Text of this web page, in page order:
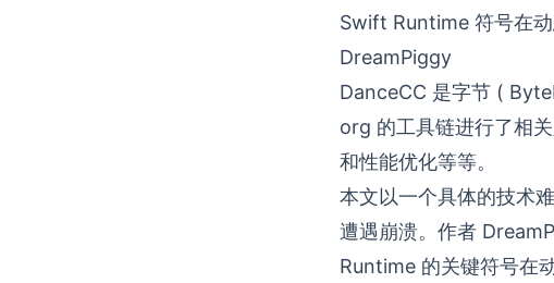
Swift Runtime 符号在
DreamPiggy
DanceCC 是字节 (
org 的工具链进行了相
和性能优化等等。
本文以一个具体的技术
遭遇崩溃。作者
Runtime 的关键符号在